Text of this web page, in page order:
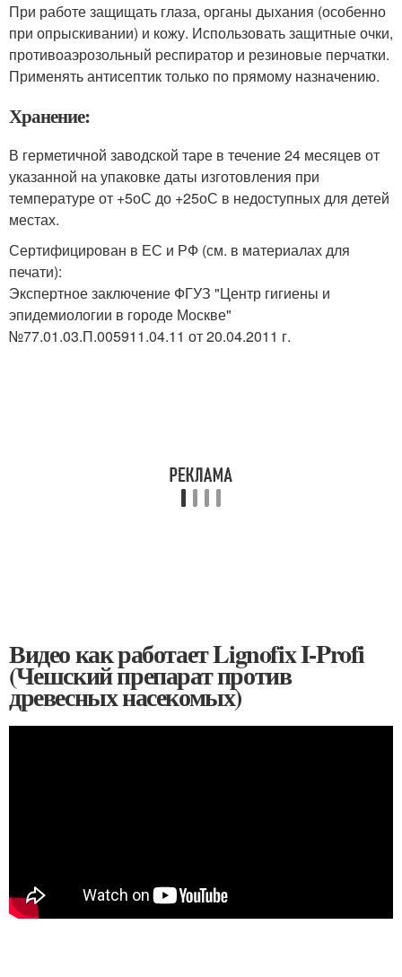
При работе защищать глаза, органы дыхания (особенно
при опрыскивании) и кожу. Использовать защитные очки,
противоаэрозольный респиратор и резиновые перчатки.
Применять антисептик только по прямому назначению.
Хранение:
В герметичной заводской таре в течение 24 месяцев от
указанной на упаковке даты изготовления при
температуре от +5оС до +25оС в недоступных для детей
местах.
Сертифицирован в ЕС и РФ (см. в материалах для
печати):
Экспертное заключение ФГУЗ "Центр гигиены и
эпидемиологии в городе Москве"
№77.01.03.П.005911.04.11 от 20.04.2011 г.
Видео как работает Lignofix I-Profi
(Чешский препарат против
древесных насекомых)